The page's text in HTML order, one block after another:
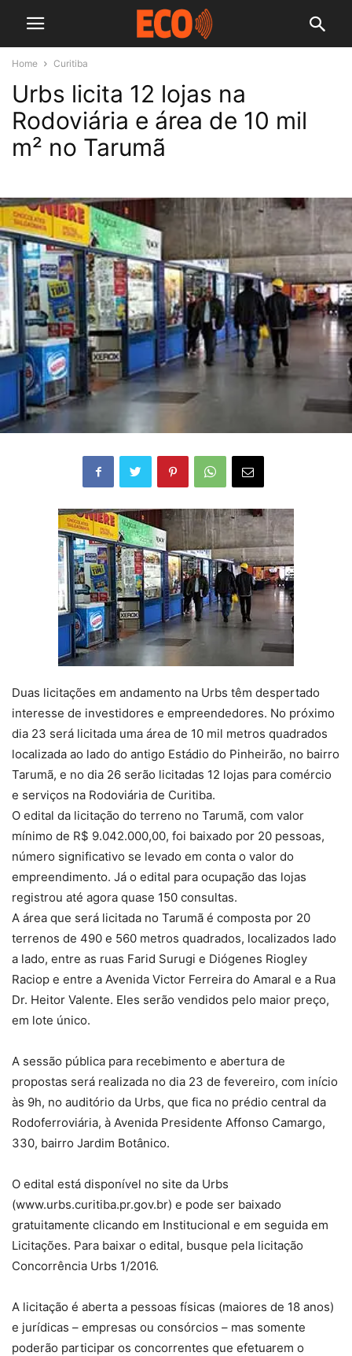
Home Curitiba
Urbs licita 12 lojas na
Rodoviária e área de 10 mil
m² no Tarumã
Duas licitações em andamento na Urbs têm despertado
interesse de investidores e empreendedores. No próximo
dia 23 será licitada uma área de 10 mil metros quadrados
localizada ao lado do antigo Estádio do Pinheirão, no bairro
Tarumã, e no dia 26 serão licitadas 12 lojas para comércio
e serviços na Rodoviária de Curitiba.
O edital da licitação do terreno no Tarumã, com valor
mínimo de R$ 9.042.000,00, foi baixado por 20 pessoas,
número significativo se levado em conta o valor do
empreendimento. Já o edital para ocupação das lojas
registrou até agora quase 150 consultas.
A área que será licitada no Tarumã é composta por 20
terrenos de 490 e 560 metros quadrados, localizados lado
a lado, entre as ruas Farid Surugi e Diógenes Riogley
Raciop e entre a Avenida Victor Ferreira do Amaral e a Rua
Dr. Heitor Valente. Eles serão vendidos pelo maior preço,
em lote único.
A sessão pública para recebimento e abertura de
propostas será realizada no dia 23 de fevereiro, com início
às 9h, no auditório da Urbs, que fica no prédio central da
Rodoferroviária, à Avenida Presidente Affonso Camargo,
330, bairro Jardim Botânico.
O edital está disponível no site da Urbs
(www.urbs.curitiba.pr.gov.br) e pode ser baixado
gratuitamente clicando em Institucional e em seguida em
Licitações. Para baixar o edital, busque pela licitação
Concorrência Urbs 1/2016.
A licitação é aberta a pessoas físicas (maiores de 18 anos)
e jurídicas – empresas ou consórcios – mas somente
poderão participar os concorrentes que efetuarem o